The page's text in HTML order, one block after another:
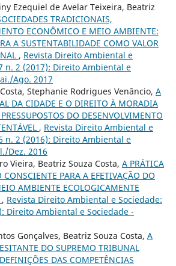
Ezequiel de Avelar Teixeira, Beatriz
TRADICIONAIS,
ECONÔMICO E MEIO AMBIENTE:
A SUSTENTABILIDADE COMO VALOR
, Revista Direito Ambiental e
n. 2 (2017): Direito Ambiental e
Ago. 2017
Stephanie Rodrigues Venâncio, A
DA CIDADE E O DIREITO À MORADIA
DO DESENVOLVIMENTO
, Revista Direito Ambiental e
n. 2 (2016): Direito Ambiental e
Dez. 2016
Vieira, Beatriz Souza Costa, A PRÁTICA
PARA A EFETIVAÇÃO DO
AMBIENTE ECOLOGICAMENTE
, Revista Direito Ambiental e Sociedade:
Direito Ambiental e Sociedade -
Gonçalves, Beatriz Souza Costa, A
DO SUPREMO TRIBUNAL
DAS COMPETÊNCIAS